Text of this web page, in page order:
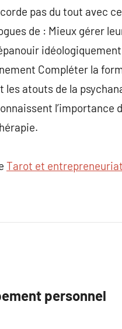
pas du tout avec
de : Mieux gérer
Compléter la
atouts de la
l’importance
Tarot et
personnel